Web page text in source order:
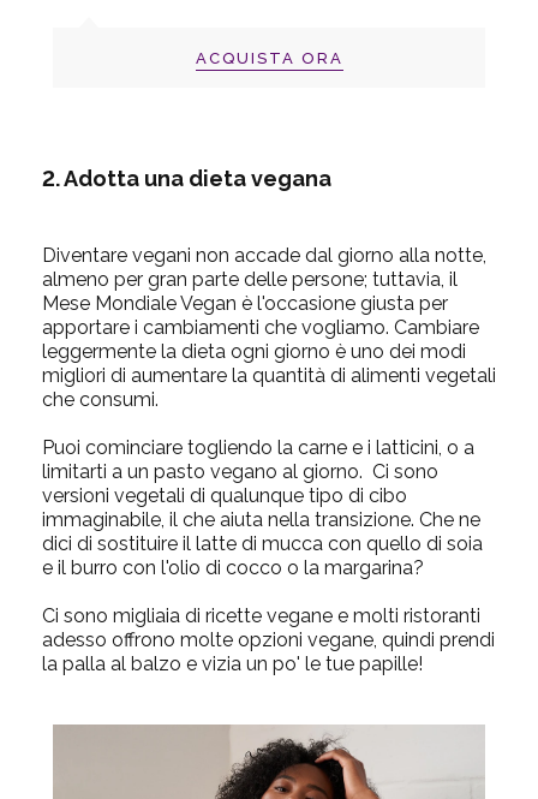
ACQUISTA ORA
2. Adotta una dieta vegana
Diventare vegani non accade dal giorno alla notte,
almeno per gran parte delle persone; tuttavia, il
Mese Mondiale Vegan è l'occasione giusta per
apportare i cambiamenti che vogliamo. Cambiare
leggermente la dieta ogni giorno è uno dei modi
migliori di aumentare la quantità di alimenti vegetali
che consumi.
Puoi cominciare togliendo la carne e i latticini, o a
limitarti a un pasto vegano al giorno. Ci sono
versioni vegetali di qualunque tipo di cibo
immaginabile, il che aiuta nella transizione. Che ne
dici di sostituire il latte di mucca con quello di soia
e il burro con l'olio di cocco o la margarina?
Ci sono migliaia di ricette vegane e molti ristoranti
adesso offrono molte opzioni vegane, quindi prendi
la palla al balzo e vizia un po' le tue papille!